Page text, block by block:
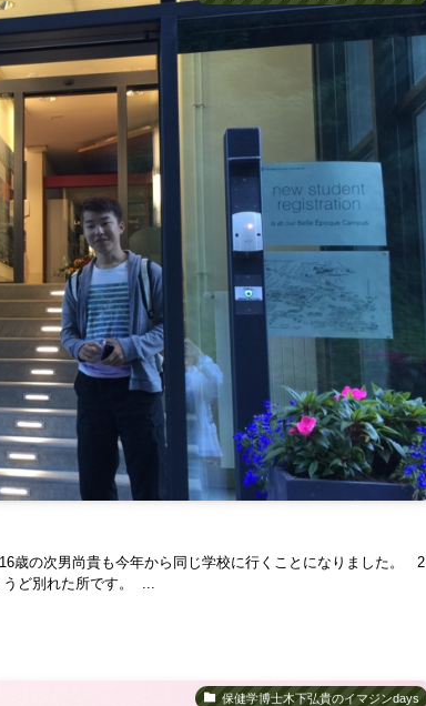
歳の次男尚貴も今年から同じ学校に行くことになりました。 2
ど別れた所です。 ...
保健学博士木下弘貴のイマジンdays